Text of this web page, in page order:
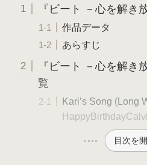
『ビート －心を解き
作品データ
あらすじ
『ビート －心を解き
覧
Kari’s Song (Long
目次を開